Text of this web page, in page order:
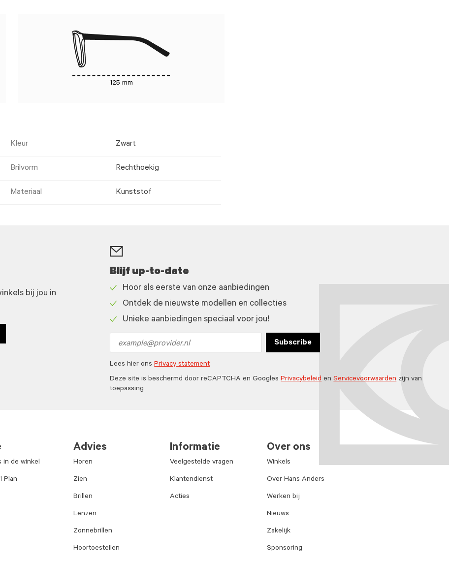
125 mm
Kleur Zwart
Brilvorm Rechthoekig
Materiaal Kunststof
bij jou in
Blijf up-to-date
icon
Hoor als eerste van onze aanbiedingen
icon
Ontdek de nieuwste modellen en collecties
Unieke aanbiedingen speciaal voor jou!
address
Subscribe
Lees hier onsPrivacy statement
Deze site is beschermd door reCAPTCHA en GooglesPrivacybeleidenServicevoorwaardenzijn van
toepassing
in de winkel
Plan
Advies
Horen
Zien
Brillen
Lenzen
Zonnebrillen
Hoortoestellen
Informatie
Veelgestelde vragen
Klantendienst
Acties
Over ons
Winkels
Over Hans Anders
Werken bij
Nieuws
Zakelijk
Sponsoring